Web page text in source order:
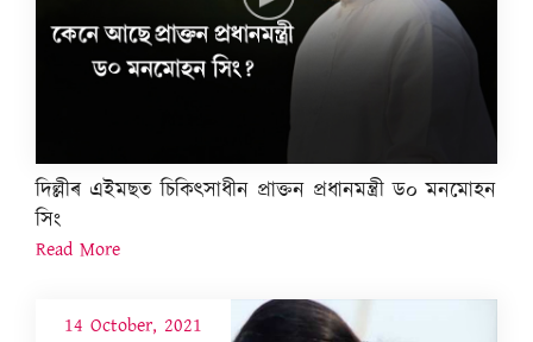
দিল্লীৰ এইমছত চিকিৎসাধীন প্ৰাক্তন প্ৰধানমন্ত্ৰী ড০ মনমোহন
সিং
Read More
14 October, 2021